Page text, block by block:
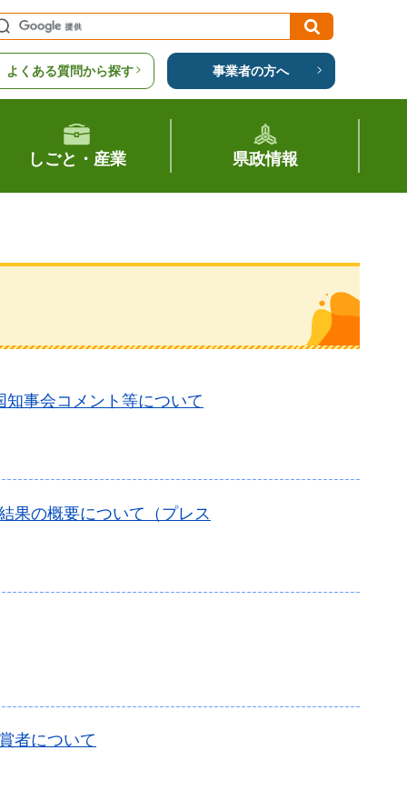
よくある質問から探す 事業者の方へ
しごと・産業 県政情報
事会コメント等について
果の概要について（プレス
者について